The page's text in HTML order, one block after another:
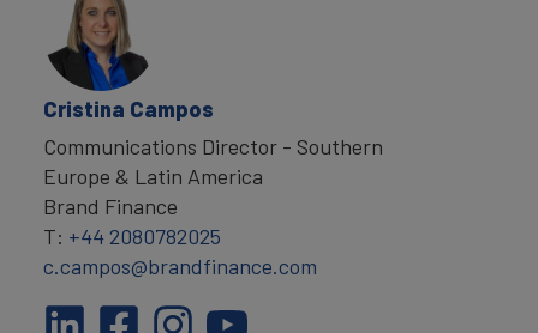
Cristina Campos
Communications Director - Southern
Europe & Latin America
Brand Finance
T: +44 2080782025
c.campos@brandfinance.com